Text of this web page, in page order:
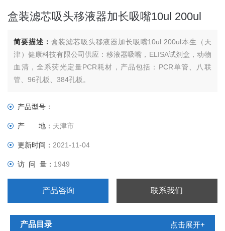
盒装滤芯吸头移液器加长吸嘴10ul 200ul
简要描述： 盒装滤芯吸头移液器加长吸嘴10ul 200ul本生（天
津）健康科技有限公司供应：移液器吸嘴，ELISA试剂盒，动物
血清，全系荧光定量PCR耗材，产品包括：PCR单管、八联
管、96孔板、384孔板。
产品型号：
产 地： 天津市
更新时间：2021-11-04
访 问 量： 1949
产品咨询 联系我们
产品目录 点击展开+